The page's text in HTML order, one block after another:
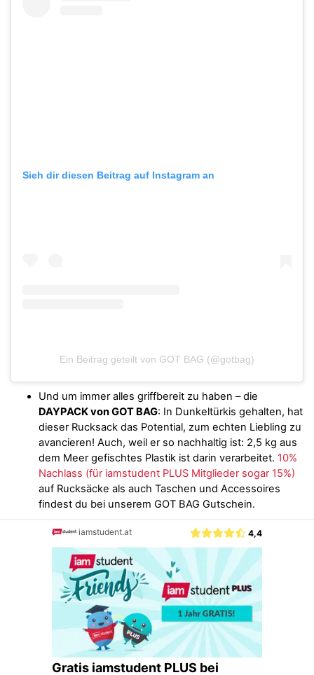
Sieh dir diesen Beitrag auf Instagram an
Ein Beitrag geteilt von GOT BAG (@gotbag)
Und um immer alles griffbereit zu haben – die
DAYPACK von GOT BAG: In Dunkeltürkis gehalten, hat
dieser Rucksack das Potential, zum echten Liebling zu
avancieren! Auch, weil er so nachhaltig ist: 2,5 kg aus
dem Meer gefischtes Plastik ist darin verarbeitet. 10%
Nachlass (für iamstudent PLUS Mitglieder sogar 15%)
auf Rucksäcke als auch Taschen und Accessoires
findest du bei unserem GOT BAG Gutschein.